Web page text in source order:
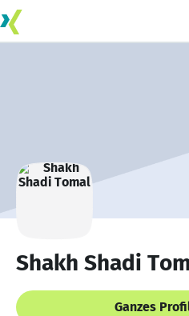
Shakh Shadi
Ganzes